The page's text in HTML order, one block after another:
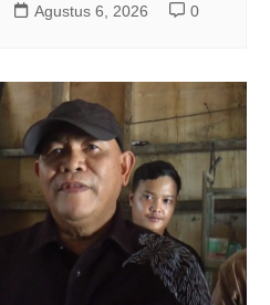
Agustus 6, 2026 0